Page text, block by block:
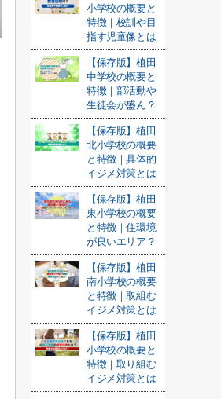
小学校の概要と
特徴｜校訓や目
指す児童像とは
【保存版】植田
中学校の概要と
特徴｜部活動や
生徒会が盛ん？
【保存版】植田
北小学校の概要
と特徴｜具体的
イジメ対策とは
【保存版】植田
東小学校の概要
と特徴｜住環境
が良いエリア？
【保存版】植田
南小学校の概要
と特徴｜取組む
イジメ対策とは
【保存版】植田
小学校の概要と
特徴｜取り組む
イジメ対策とは